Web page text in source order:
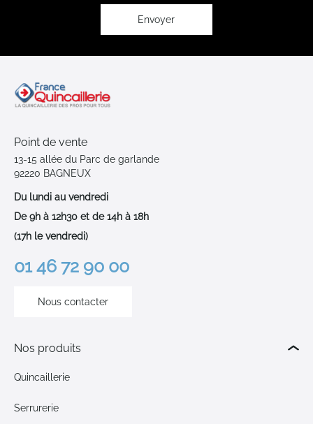
Envoyer
Point de vente
13-15 allée du Parc de garlande
92220 BAGNEUX
Du lundi au vendredi
De 9h à 12h30 et de 14h à 18h
(17h le vendredi)
01 46 72 90 00
Nous contacter
Nos produits
Quincaillerie
Serrurerie